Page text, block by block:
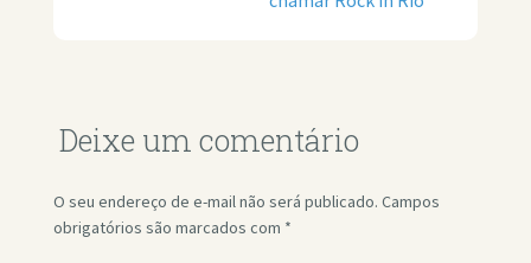
Deixe um comentário
O seu endereço de e-mail não será publicado. Campos
obrigatórios são marcados com *